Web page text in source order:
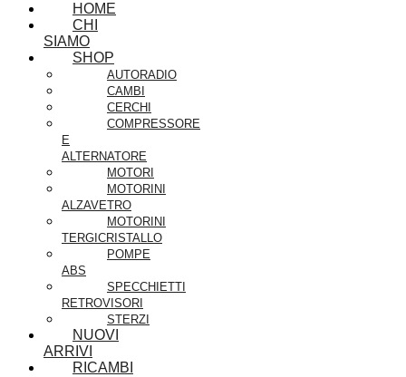
HOME
CHI
SIAMO
SHOP
AUTORADIO
CAMBI
CERCHI
COMPRESSORE
E
ALTERNATORE
MOTORI
MOTORINI
ALZAVETRO
MOTORINI
TERGICRISTALLO
POMPE
ABS
SPECCHIETTI
RETROVISORI
STERZI
NUOVI
ARRIVI
RICAMBI